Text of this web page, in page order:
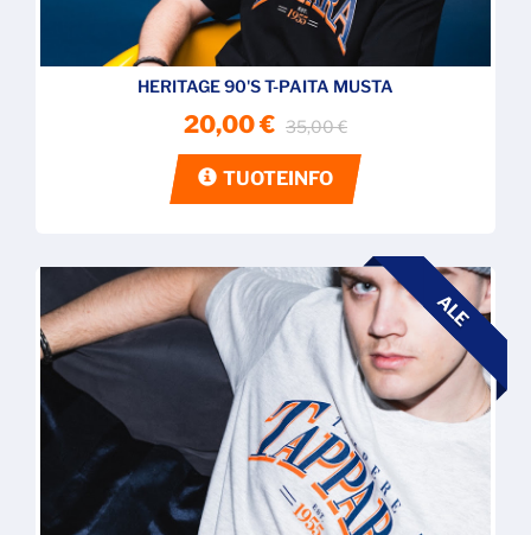
HERITAGE 90'S T-PAITA MUSTA
20,00 € 35,00 €
TUOTEINFO
ALE